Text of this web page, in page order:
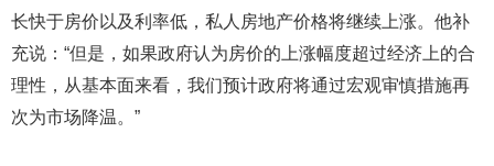
长快于房价以及利率低，私人房地产价格将继续上涨。他补
充说：“但是，如果政府认为房价的上涨幅度超过经济上的合
理性，从基本面来看，我们预计政府将通过宏观审慎措施再
次为市场降温。”